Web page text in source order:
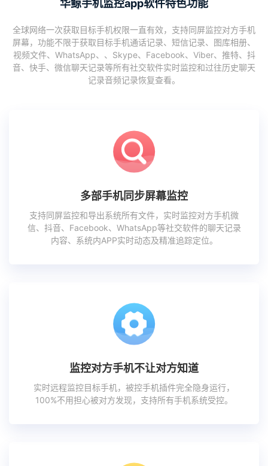
华鲸手机监控app软件特色功能
全球网络一次获取目标手机权限一直有效，支持同屏监控对方手机
屏幕，功能不限于获取目标手机通话记录、短信记录、图库相册、
视频文件、WhatsApp、、Skype、Facebook、Viber、推特、抖
音、快手、微信聊天记录等所有社交软件实时监控和过往历史聊天
记录音频记录恢复查看。
多部手机同步屏幕监控
支持同屏监控和导出系统所有文件，实时监控对方手机微
信、抖音、Facebook、WhatsApp等社交软件的聊天记录
内容、系统内APP实时动态及精准追踪定位。
监控对方手机不让对方知道
实时远程监控目标手机，被控手机插件完全隐身运行，
100%不用担心被对方发现，支持所有手机系统受控。